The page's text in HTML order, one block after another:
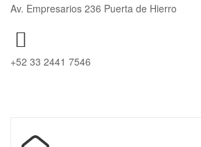
Av. Empresarios 236 Puerta de Hierro
+52 33 2441 7546